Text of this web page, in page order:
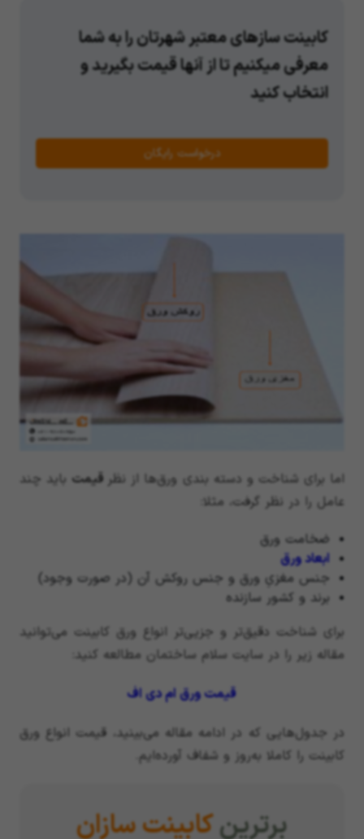
کابینت سازهای معتبر شهرتان را به شما
معرفی میکنیم تا از آنها قیمت بگیرید و
انتخاب کنید
درخواست رایگان
اما برای شناخت و دسته بندی ورق‌ها از نظر قیمت باید چند
عامل را در نظر گرفت، مثلا:
ضخامت ورق
ابعاد ورق
جنس مغزیِ ورق و جنس روکش آن (در صورت وجود)
برند و کشور سازنده
برای شناخت دقیق‌تر و جزیی‌تر انواع ورق کابینت می‌توانید
مقاله زیر را در سایت سلام ساختمان مطالعه کنید:
قیمت ورق ام دی اف
در جدول‌هایی که در ادامه مقاله می‌بینید، قیمت انواع ورق
کابینت را کاملا به‌روز و شفاف آورده‌ایم.
برترینکابینت سازان